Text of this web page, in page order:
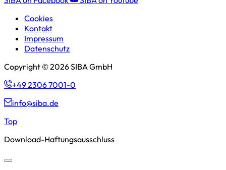
Cookies
Kontakt
Impressum
Datenschutz
Copyright © 2026 SIBA GmbH
+49 2306 7001-0
info@siba.de
Top
Download-Haftungsausschluss